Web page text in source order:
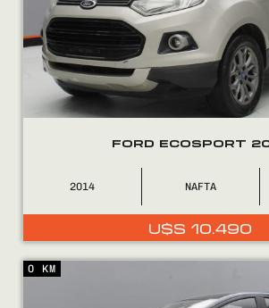
COMPRÁ
CONTACTO
FORD ECOSPORT
2014 NAFTA
U$S 10.490
0 KM